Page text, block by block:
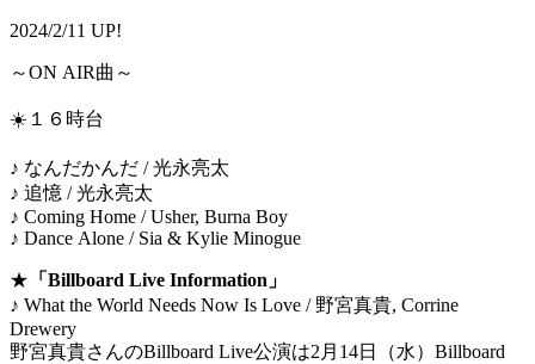
2024/2/11 UP!
～ON AIR曲～
☀️１６時台
♪ なんだかんだ / 光永亮太
♪ 追憶 / 光永亮太
♪ Coming Home / Usher, Burna Boy
♪ Dance Alone / Sia & Kylie Minogue
★ 「Billboard Live Information」
♪ What the World Needs Now Is Love / 野宮真貴, Corrine
Drewery
野宮真貴さんのBillboard Live公演は2月14日（水）Billboard